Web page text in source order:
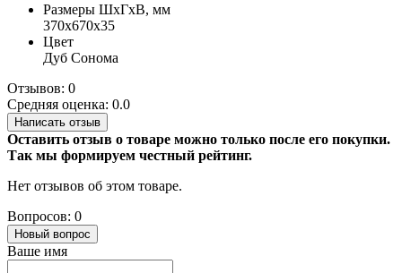
Размеры ШхГхВ, мм
370х670х35
Цвет
Дуб Сонома
Отзывов: 0
Средняя оценка: 0.0
Написать отзыв
Оставить отзыв о товаре можно только после его покупки.
Так мы формируем честный рейтинг.
Нет отзывов об этом товаре.
Вопросов: 0
Новый вопрос
Ваше имя